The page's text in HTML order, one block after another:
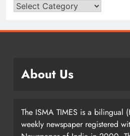
About Us
The ISMA TIMES is a bilingual
weekly newspaper registered